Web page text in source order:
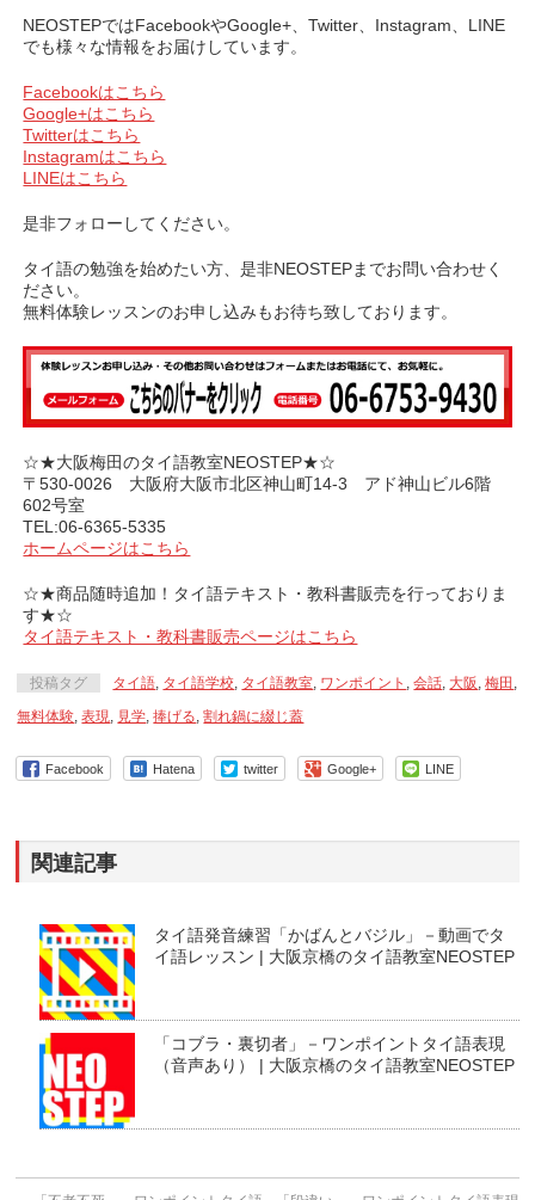
ー
NEOSTEPではFacebookやGoogle+、Twitter、Instagram、LINE
でも様々な情報をお届けしています。
Facebookはこちら
Google+はこちら
Twitterはこちら
Instagramはこちら
LINEはこちら
是非フォローしてください。
タイ語の勉強を始めたい方、是非NEOSTEPまでお問い合わせく
ださい。
無料体験レッスンのお申し込みもお待ち致しております。
☆★大阪梅田のタイ語教室NEOSTEP★☆
〒530-0026 大阪府大阪市北区神山町14-3 アド神山ビル6階
602号室
TEL:06-6365-5335
ホームページはこちら
☆★商品随時追加！タイ語テキスト・教科書販売を行っておりま
す★☆
タイ語テキスト・教科書販売ページはこちら
投稿タグ タイ語, タイ語学校, タイ語教室, ワンポイント ,会話, 大阪 ,梅田 ,
無料体験,表現, 見学,捧げる,割れ鍋に綴じ蓋
Facebook Hatena twitter Google+ LINE
関連記事
タイ語発音練習「かばんとバジル」－動画でタ
イ語レッスン | 大阪京橋のタイ語教室NEOSTEP
「コブラ・裏切者」－ワンポイントタイ語表現
（音声あり） | 大阪京橋のタイ語教室NEOSTEP